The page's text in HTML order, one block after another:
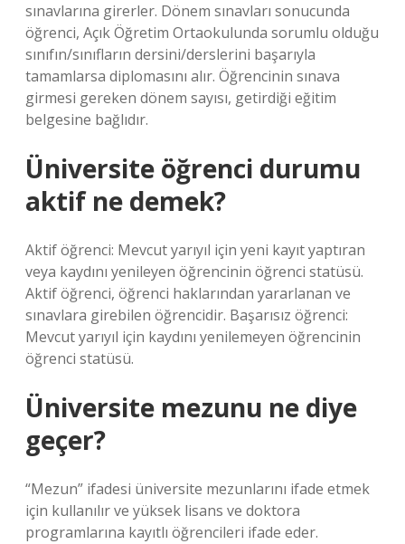
sınavlarına girerler. Dönem sınavları sonucunda
öğrenci, Açık Öğretim Ortaokulunda sorumlu olduğu
sınıfın/sınıfların dersini/derslerini başarıyla
tamamlarsa diplomasını alır. Öğrencinin sınava
girmesi gereken dönem sayısı, getirdiği eğitim
belgesine bağlıdır.
Üniversite öğrenci durumu
aktif ne demek?
Aktif öğrenci: Mevcut yarıyıl için yeni kayıt yaptıran
veya kaydını yenileyen öğrencinin öğrenci statüsü.
Aktif öğrenci, öğrenci haklarından yararlanan ve
sınavlara girebilen öğrencidir. Başarısız öğrenci:
Mevcut yarıyıl için kaydını yenilemeyen öğrencinin
öğrenci statüsü.
Üniversite mezunu ne diye
geçer?
“Mezun” ifadesi üniversite mezunlarını ifade etmek
için kullanılır ve yüksek lisans ve doktora
programlarına kayıtlı öğrencileri ifade eder.